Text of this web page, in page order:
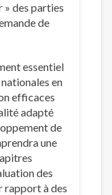
» des parties
de
essentiel
en
efficaces
adapté
de
une
des
rapport à des